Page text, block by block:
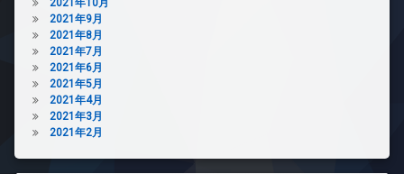
2021年10月
2021年9月
2021年8月
2021年7月
2021年6月
2021年5月
2021年4月
2021年3月
2021年2月